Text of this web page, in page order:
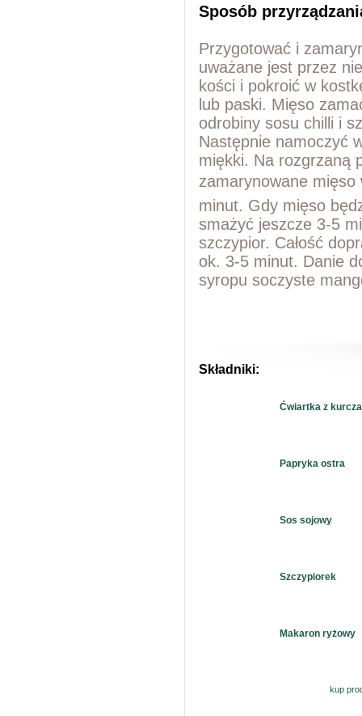
Sposób
Przygotować i
uważane jest przez
kości i pokroić w
lub paski. Mięso
odrobiny sosu chilli i
Następnie namoczyć
miękki. Na rozgrzaną
zamarynowane mięso
minut. Gdy mięso
smażyć jeszcze 3-5
szczypior. Całość
ok. 3-5 minut. Danie
syropu soczyste
Składniki:
Ćwiartka z
Papryka ostra
Sos sojowy
Szczypiorek
Makaron ryżowy
kup